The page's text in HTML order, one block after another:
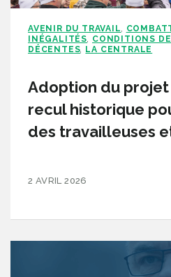
AVENIR DU TRAVAIL
INÉGALITÉS CONDITIONS
DÉCENTES
LA CENTRALE
Adoption du projet
recul historique
des travailleuses
2 AVRIL 2026